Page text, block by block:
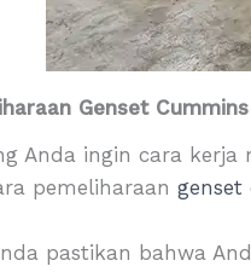
Genset Cummins
Anda ingin cara
pemeliharaangenset
pastikan bahwa